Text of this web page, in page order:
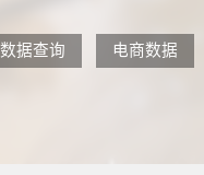
据查询 电商数据